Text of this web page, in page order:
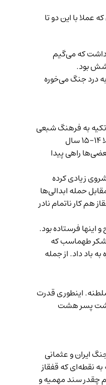
با این دو تا
که می‌گیم‌
بود.
درد جنگ می‌خوره
تکیه به فرهنگ شبعی
نداشت. آی بریم سنی‌های فلان فلان شده رو‌ تار و‌ مار کنیم نبود. نادر شمشیر می‌زد برای ممالک محصوره‌ ایران. دو نقشه جالبی تو کتاب امانت هست نشون می‌ده در‌ این کلا ۱۴-۱۵ سال
راهی پیدا
زیادی کرده
حمله ابدالی‌ها
کار ناتمام نادر
فرستاده بود.
لشکر طهماسب که
باد داد. از جمله
اینطوری قدرت
پسر هشت
ایران و عثمانی
به نقطه‌ای که قفقاز
چقدر سند مهمیه و